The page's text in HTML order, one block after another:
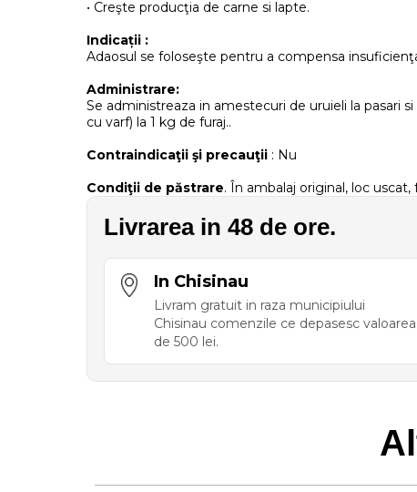
• Creşte producţia de carne si lapte.
Indicații :
Adaosul se foloseşte pentru a compensa
Administrare:
Se administreaza in amestecuri de uruieli la pasari
cu varf) la 1 kg de furaj..
Contraindicaţii şi precauţii : Nu
Condiţii de păstrare. În ambalaj original, loc
Livrarea in 48 de ore.
In Chisinau
Livram gratuit in raza municipiului
Chisinau comenzile ce depasesc valoarea
de 500 lei.